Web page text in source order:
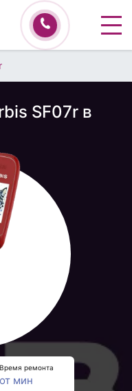
SF07r в
Время ремонта
от мин